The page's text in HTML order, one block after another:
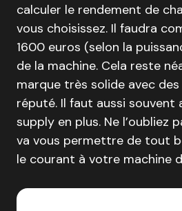
calculer le rendement de
vous choisissez. Il faudra
1600 euros (selon la
de la machine. Cela reste
marque très solide avec
réputé. Il faut aussi souvent
supply en plus. Ne l’oubliez
va vous permettre de tout
le courant à votre machine